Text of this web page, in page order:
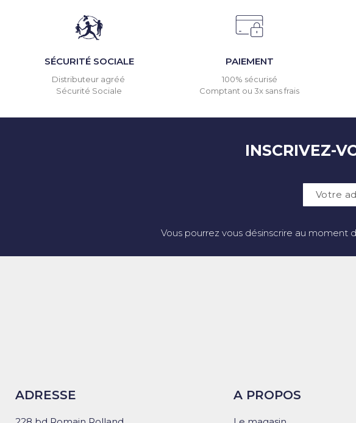
SÉCURITÉ SOCIALE
Distributeur agréé
Sécurité Sociale
PAIEMENT
100% sécurisé
Comptant ou 3x sans frais
INSCRIVEZ-
Vous pourrez vous désinscrire au moment
ADRESSE A PROPOS